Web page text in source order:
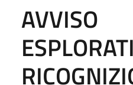
AVVISO